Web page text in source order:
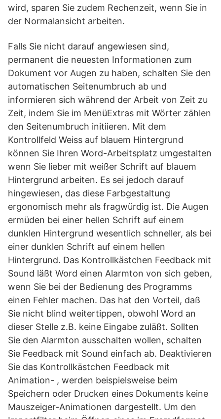
wird, sparen Sie zudem Rechenzeit, wenn Sie in
der Normalansicht arbeiten.
Falls Sie nicht darauf angewiesen sind,
permanent die neuesten Informationen zum
Dokument vor Augen zu haben, schalten Sie den
automatischen Seitenumbruch ab und
informieren sich während der Arbeit von Zeit zu
Zeit, indem Sie im MenüExtras mit Wörter zählen
den Seitenumbruch initiieren. Mit dem
Kontrollfeld Weiss auf blauem Hintergrund
können Sie Ihren Word-Arbeitsplatz umgestalten
wenn Sie lieber mit weißer Schrift auf blauem
Hintergrund arbeiten. Es sei jedoch darauf
hingewiesen, das diese Farbgestaltung
ergonomisch mehr als fragwürdig ist. Die Augen
ermüden bei einer hellen Schrift auf einem
dunklen Hintergrund wesentlich schneller, als bei
einer dunklen Schrift auf einem hellen
Hintergrund. Das Kontrollkästchen Feedback mit
Sound läßt Word einen Alarmton von sich geben,
wenn Sie bei der Bedienung des Programms
einen Fehler machen. Das hat den Vorteil, daß
Sie nicht blind weitertippen, obwohl Word an
dieser Stelle z.B. keine Eingabe zuläßt. Sollten
Sie den Alarmton ausschalten wollen, schalten
Sie Feedback mit Sound einfach ab. Deaktivieren
Sie das Kontrollkästchen Feedback mit
Animation- , werden beispielsweise beim
Speichern oder Drucken eines Dokuments keine
Mauszeiger-Animationen dargestellt. Um den